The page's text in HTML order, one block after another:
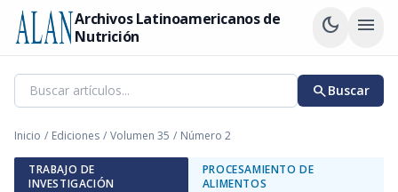
Archivos Latinoamericanos de
Nutrición
dark_mode menu
searchBuscar
Inicio / Ediciones / Volumen 35 / Número 2
TRABAJO DE
INVESTIGACIÓN
PROCESAMIENTO DE
ALIMENTOS